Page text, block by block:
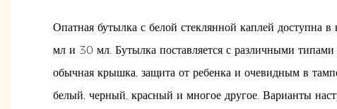
Опатная бутылка с белой стеклянной каплей доступна
мл и 30 мл. Бутылка поставляется с различными
обычная крышка, защита от ребенка и очевидным в
белый, черный, красный и многое другое. Варианты